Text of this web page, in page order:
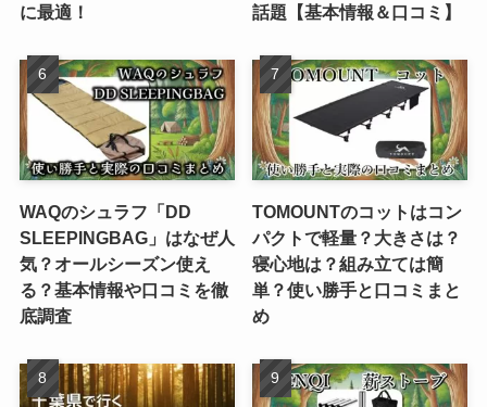
に最適！
話題【基本情報＆口コミ】
WAQのシュラフ「DD
SLEEPINGBAG」はなぜ人
気？オールシーズン使え
る？基本情報や口コミを徹
底調査
TOMOUNTのコットはコン
パクトで軽量？大きさは？
寝心地は？組み立ては簡
単？使い勝手と口コミまと
め